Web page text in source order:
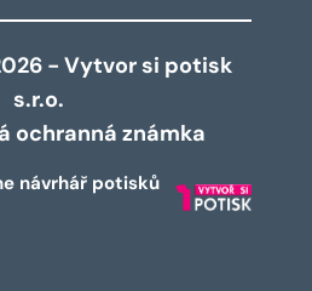
- Vytvor si potisk
s.r.o.
ochranná známka
návrhář potisků